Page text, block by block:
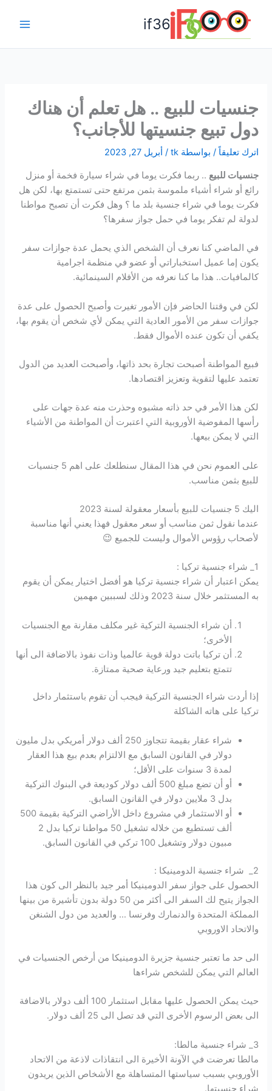
المحتوى
if36
جنسيات للبيع .. هل تعلم أن هناك
دول تبيع جنسيتها للأجانب؟
اترك تعليقاً / بواسطة tk
/ أبريل 27, 2023
جنسيات للبيع .. ربما فكرت يوما في شراء سيارة فخمة أو منزل
رائع أو شراء أشياء ملموسة بثمن مرتفع حتى تستمتع بها، لكن هل
فكرت يوما في شراء جنسية بلد ما ؟ وهل فكرت أن تصبح مواطنا
لدولة لم تفكر يوما في حمل جواز سفرها؟
في الماضي كنا نعرف أن الشخص الذي يحمل عدة جوازات سفر
يكون إما عميل استخباراتي أو عضو في منظمة اجرامية
كالمافيات.. هذا ما كنا نعرفه من الأفلام السينمائية.
لكن في وقتنا الحاضر فإن الأمور تغيرت وأصبح الحصول على عدة
جوازات سفر من الأمور العادية التي يمكن لأي شخص أن يقوم بها،
يكفي أن تكون عنده الأموال فقط.
فبيع المواطنة أصبحت تجارة بحد ذاتها، وأصبحت العديد من الدول
تعتمد عليها لتقوية وتعزيز اقتصادها.
لكن هذا الأمر في حد ذاته مشبوه وحذرت منه عدة جهات على
رأسها المفوضية الأوروبية التي اعتبرت أن المواطنة من الأشياء
التي لا يمكن بيعها.
على العموم نحن في هذا المقال سنطلعك على اهم 5 جنسيات
للبيع بثمن مناسب.
اليك 5 جنسيات للبيع بأسعار معقولة لسنة 2023
عندما نقول ثمن مناسب أو سعر معقول فهذا يعني أنها مناسبة
لأصحاب رؤوس الأموال وليست للجميع 😉
1_ شراء جنسية تركيا :
يمكن اعتبار أن شراء جنسية تركيا هو أفضل اختيار يمكن أن يقوم
به المستثمر خلال سنة 2023 وذلك لسببين مهمين
أن شراء الجنسية التركية غير مكلف مقارنة مع الجنسيات
الأخرى؛
أن تركيا باتت دولة قوية عالميا وذات نفوذ بالاضافة الى أنها
تتمتع بتعليم جيد ورعاية صحية ممتازة.
إذا أردت شراء الجنسية التركية فيجب أن تقوم باستثمار داخل
تركيا على هاته الشاكلة
شراء عقار بقيمة تتجاوز 250 ألف دولار أمريكي بدل مليون
دولار في القانون السابق مع الالتزام بعدم بيع هذا العقار
لمدة 3 سنوات على الأقل؛
أو أن تضع مبلغ 500 ألف دولار كوديعة في البنوك التركية
بدل 3 ملايين دولار في القانون السابق.
أو الاستثمار في مشروع داخل الأراضي التركية بقيمة 500
ألف تستطيع من خلاله تشغيل 50 مواطنا تركيا بدل 2
مبيون دولار وتشغيل 100 تركي في القانون السابق.
2_ شراء جنسية الدومينيكا :
الحصول على جواز سفر الدومينيكا أمر جيد بالنظر الى كون هذا
الجواز يتيح لك السفر الى أكثر من 50 دولة بدون تأشيرة من بينها
المملكة المتحدة والدنمارك وفرنسا … والعديد من دول الشنغن
والاتحاد الاوروبي
الى حد ما تعتبر جنسية جزيرة الدومينيكا من أرخص الجنسيات في
العالم التي يمكن للشخص شراءها
حيث يمكن الحصول عليها مقابل استثمار 100 ألف دولار بالاضافة
الى بعض الرسوم الأخرى التي قد تصل الى 25 ألف دولار.
3_ شراء جنسية مالطا:
مالطا تعرضت في الآونة الأخيرة الى انتقاذات لاذعة من الاتحاد
الأوروبي بسبب سياستها المتساهلة مع الأشخاص الذين يريدون
شراء جنسيتها.